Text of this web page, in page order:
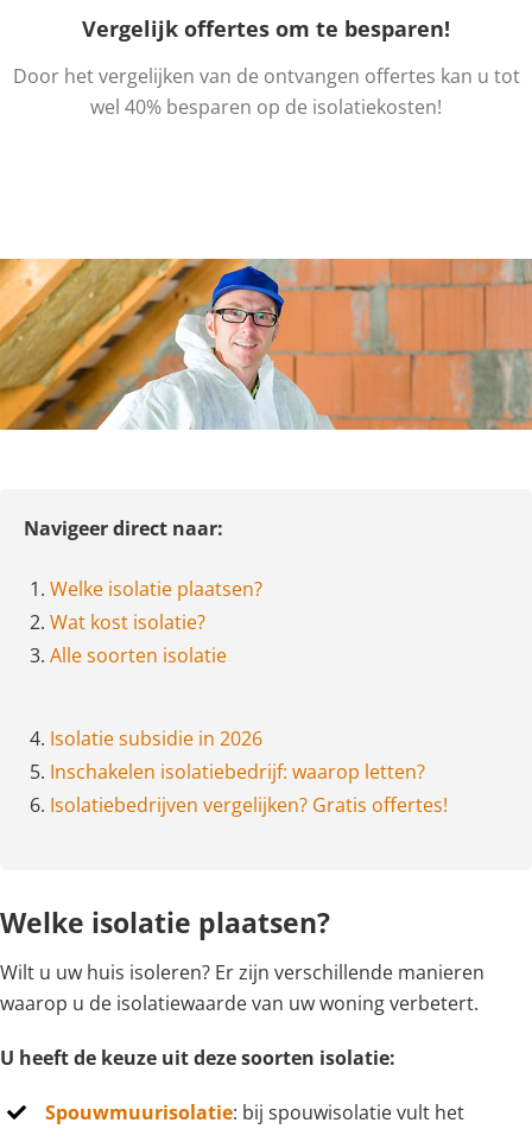
Vergelijk offertes om te besparen!
Door het vergelijken van de ontvangen offertes kan u tot
wel 40% besparen op de isolatiekosten!
Navigeer direct naar:
1. Welke isolatie plaatsen?
2. Wat kost isolatie?
3. Alle soorten isolatie
4. Isolatie subsidie in 2026
5. Inschakelen isolatiebedrijf: waarop letten?
6. Isolatiebedrijven vergelijken? Gratis offertes!
Welke isolatie plaatsen?
Wilt u uw huis isoleren? Er zijn verschillende manieren
waarop u de isolatiewaarde van uw woning verbetert.
U heeft de keuze uit deze soorten isolatie:
Spouwmuurisolatie: bij spouwisolatie vult het